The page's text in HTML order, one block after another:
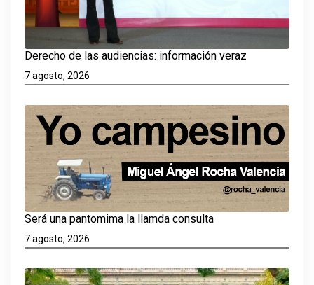
Derecho de las audiencias: información veraz
7 agosto, 2026
Será una pantomima la llamda consulta
7 agosto, 2026